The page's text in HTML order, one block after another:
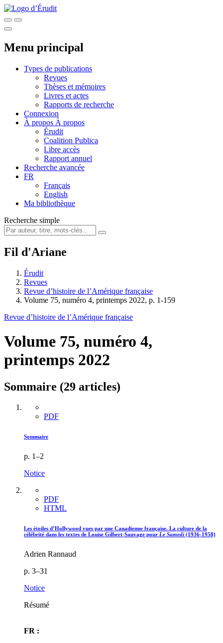
Menu principal
Types de publications
Revues
Thèses et mémoires
Livres et actes
Rapports de recherche
Connexion
À propos À propos
Érudit
Coalition Publica
Libre accès
Rapport annuel
Recherche avancée
FR
Français
English
Ma bibliothèque
Recherche simple
Fil d'Ariane
Érudit
Revues
Revue d’histoire de l’Amérique française
Volume 75, numéro 4, printemps 2022, p. 1-159
Revue d’histoire de l’Amérique française
Volume 75, numéro 4,
printemps 2022
Sommaire (29 articles)
PDF
Sommaire
p. 1–2
Notice
PDF
HTML
Les étoiles d’Hollywood vues par une Canadienne française. La culture de la
célébrité dans les textes de Louise Gilbert-Sauvage pour Le Samedi (1936-1958)
Adrien Rannaud
p. 3–31
Notice
Résumé
FR :